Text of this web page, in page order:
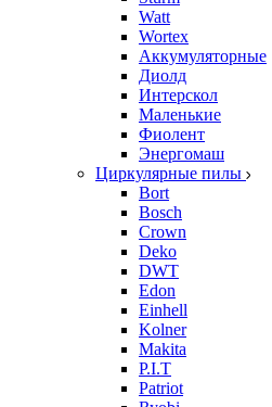
Watt
Wortex
Аккумуляторные
Диолд
Интерскол
Маленькие
Фиолент
Энергомаш
Циркулярные пилы
Bort
Bosch
Crown
Deko
DWT
Edon
Einhell
Kolner
Makita
P.I.T
Patriot